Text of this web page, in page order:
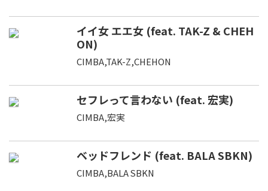
イイ女 エエ女 (feat. TAK-Z & CHEH
ON)
CIMBA,TAK-Z,CHEHON
セフレって言わない (feat. 宏実)
CIMBA,宏実
ベッドフレンド (feat. BALA SBKN)
CIMBA,BALA SBKN